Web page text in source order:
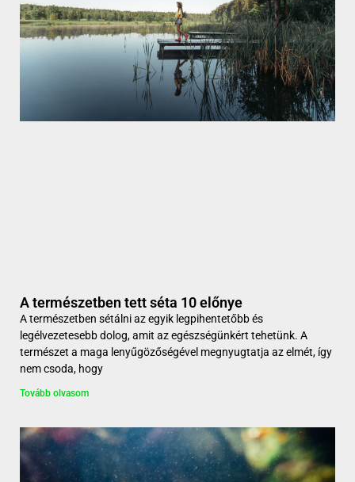
A természetben tett séta 10 előnye
A természetben sétálni az egyik legpihentetőbb és
legélvezetesebb dolog, amit az egészségünkért tehetünk. A
természet a maga lenyűgözőségével megnyugtatja az elmét, így
nem csoda, hogy
Tovább olvasom